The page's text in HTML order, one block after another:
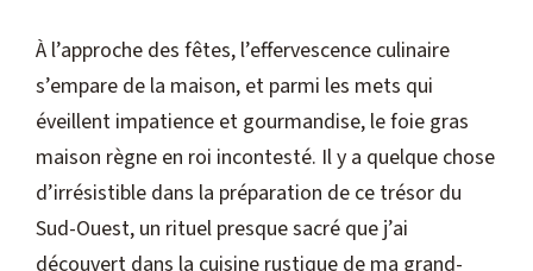
À l’approche des fêtes, l’effervescence culinaire
s’empare de la maison, et parmi les mets qui
éveillent impatience et gourmandise, le foie gras
maison règne en roi incontesté. Il y a quelque chose
d’irrésistible dans la préparation de ce trésor du
Sud-Ouest, un rituel presque sacré que j’ai
découvert dans la cuisine rustique de ma grand-